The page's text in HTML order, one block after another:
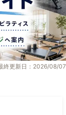
終更新日：2026/08/07